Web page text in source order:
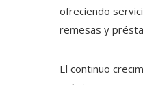
ofreciendo
remesas y
El continuo